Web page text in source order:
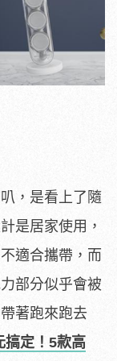
，是看上了隨
是居家使用，
適合攜帶，而
部分似乎會被
著跑來跑去
定！5款高